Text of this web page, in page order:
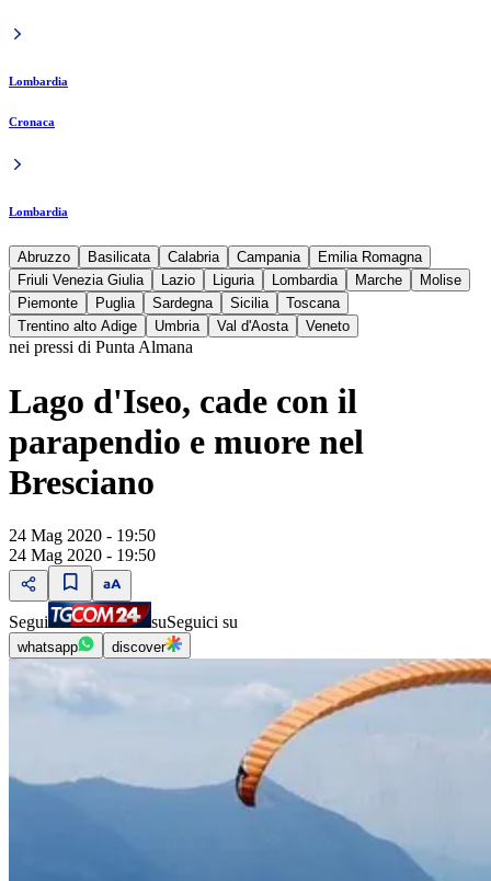
Lombardia
Cronaca
Lombardia
Abruzzo Basilicata Calabria Campania
Emilia Romagna
Friuli Venezia Giulia
Lazio Liguria Lombardia Marche
Molise
Piemonte
Puglia Sardegna Sicilia
Toscana
Trentino alto Adige
Umbria Val d'Aosta Veneto
nei pressi di Punta Almana
Lago d'Iseo, cade con il
parapendio e muore nel
Bresciano
24 Mag 2020 - 19:50
24 Mag 2020 - 19:50
Segui suSeguici su
whatsapp discover